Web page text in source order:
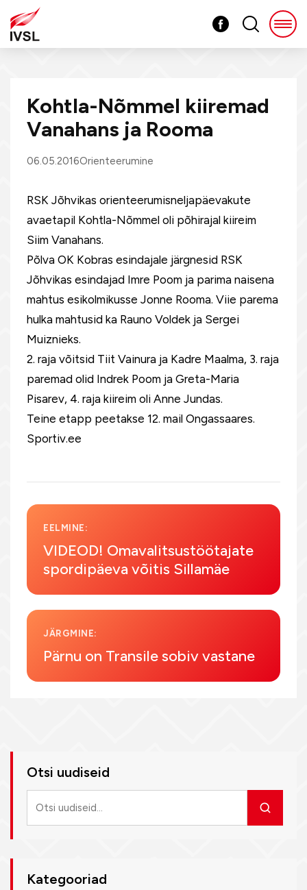
Kohtla-Nõmmel kiiremad
Vanahans ja Rooma
06.05.2016Orienteerumine
RSK Jõhvikas orienteerumisneljapäevakute
avaetapil Kohtla-Nõmmel oli põhirajal kiireim
Siim Vanahans.
Põlva OK Kobras esindajale järgnesid RSK
Jõhvikas esindajad Imre Poom ja parima naisena
mahtus esikolmikusse Jonne Rooma. Viie parema
hulka mahtusid ka Rauno Voldek ja Sergei
Muiznieks.
2. raja võitsid Tiit Vainura ja Kadre Maalma, 3. raja
paremad olid Indrek Poom ja Greta-Maria
Pisarev, 4. raja kiireim oli Anne Jundas.
Teine etapp peetakse 12. mail Ongassaares.
Sportiv.ee
EELMINE:
VIDEOD! Omavalitsustöötajate
spordipäeva võitis Sillamäe
JÄRGMINE:
Pärnu on Transile sobiv vastane
Otsi uudiseid
uudiseid
Kategooriad